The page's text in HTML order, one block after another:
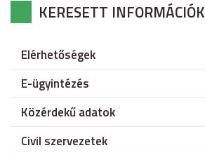
KERESETT INFORMÁCIÓK
Elérhetőségek
E-ügyintézés
Közérdekű adatok
Civil szervezetek